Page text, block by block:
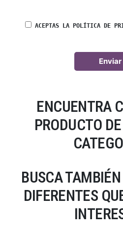
ACEPTAS LA POLÍTICA DE
ENCUENTRA
PRODUCTO
BUSCA
DIFERENTES